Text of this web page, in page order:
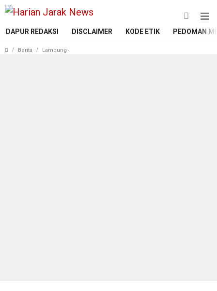
DAPUR REDAKSI DISCLAIMER KODE ETIK PEDOMAN
Berita Lampung